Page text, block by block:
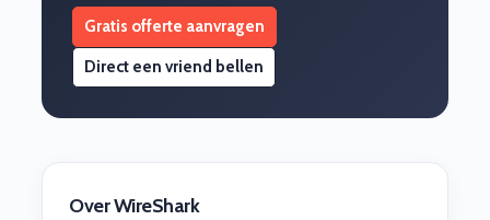
Gratis offerte aanvragen
Direct een vriend bellen
Over WireShark